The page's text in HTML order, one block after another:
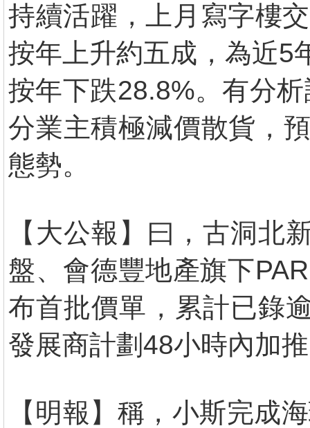
持續活躍，上月寫字樓
按年上升約五成，為近5
按年下跌28.8%。有分
分業主積極減價散貨，
態勢。
【大公報】曰，古洞北
盤、會德豐地產旗下
布首批價單，累計已錄
發展商計劃48小時內加
【明報】稱，小斯完成